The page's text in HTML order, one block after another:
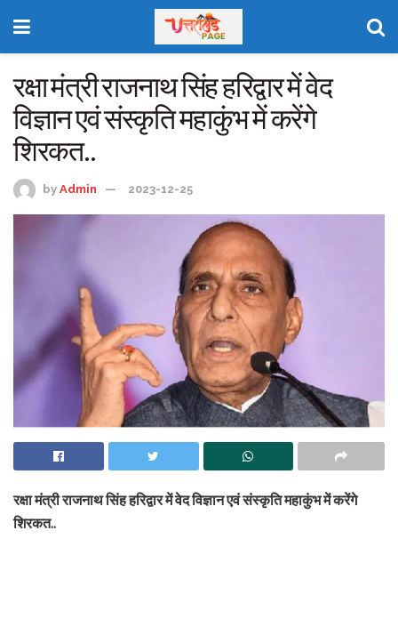
रक्षा मंत्री राजनाथ सिंह हरिद्वार में वेद
विज्ञान एवं संस्कृति महाकुंभ में करेंगे
शिरकत..
by Admin 2023-12-25
रक्षा मंत्री राजनाथ सिंह हरिद्वार में वेद विज्ञान एवं संस्कृति महाकुंभ में करेंगे
शिरकत..